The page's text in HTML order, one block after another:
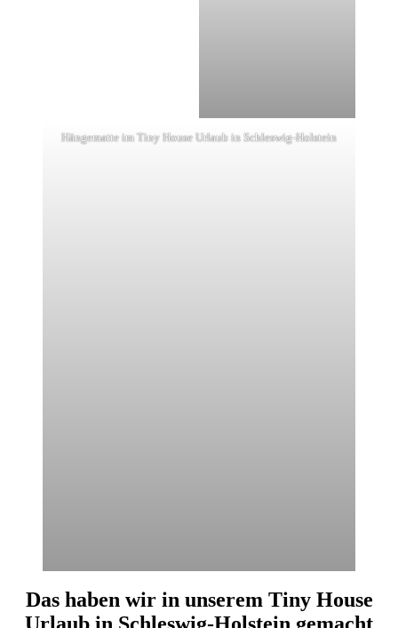
Hängematte im Tiny House Urlaub in Schleswig-Holstein
Das haben wir in unserem Tiny House